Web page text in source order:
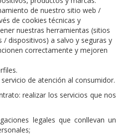
de nuestro sitio web /
de cookies técnicas y
nuestras herramientas (sitios
/ dispositivos) a salvo y seguras y
correctamente y mejoren
de atención al consumidor.
realizar los servicios que nos
legales que conllevan un